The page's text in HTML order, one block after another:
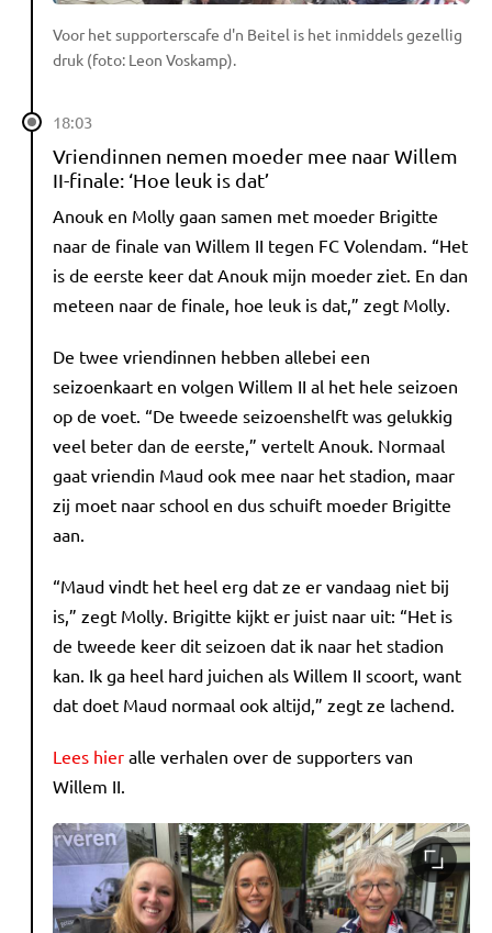
Voor het supporterscafe d'n Beitel is het inmiddels gezellig
druk (foto: Leon Voskamp).
18:03
Vriendinnen nemen moeder mee naar Willem
II-finale: ‘Hoe leuk is dat’
Anouk en Molly gaan samen met moeder Brigitte
naar de finale van Willem II tegen FC Volendam. “Het
is de eerste keer dat Anouk mijn moeder ziet. En dan
meteen naar de finale, hoe leuk is dat,” zegt Molly.
De twee vriendinnen hebben allebei een
seizoenkaart en volgen Willem II al het hele seizoen
op de voet. “De tweede seizoenshelft was gelukkig
veel beter dan de eerste,” vertelt Anouk. Normaal
gaat vriendin Maud ook mee naar het stadion, maar
zij moet naar school en dus schuift moeder Brigitte
aan.
“Maud vindt het heel erg dat ze er vandaag niet bij
is,” zegt Molly. Brigitte kijkt er juist naar uit: “Het is
de tweede keer dit seizoen dat ik naar het stadion
kan. Ik ga heel hard juichen als Willem II scoort, want
dat doet Maud normaal ook altijd,” zegt ze lachend.
Lees hier alle verhalen over de supporters van
Willem II.